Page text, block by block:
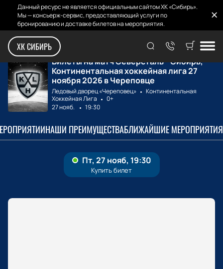
Данный ресурс не является официальным сайтом ХК «Сибирь».
Мы — консьерж-сервис, предоставляющий услуги по
бронированию и доставке билетов на мероприятия.
ХК СИБИРЬ
Главная Билеты на матчи Северсталь - Сиб...
Билеты на матч Северсталь - Сибирь,
Континентальная хоккейная лига 27
ноября 2026 в Череповце
Ледовый дворец «Череповец»
Континентальная
Хоккейная Лига
0+
27 нояб.
19:30
НАШИ ПРЕИМУЩЕСТВАБЛИЖАЙШИЕ МЕРОПРИЯТИЯ